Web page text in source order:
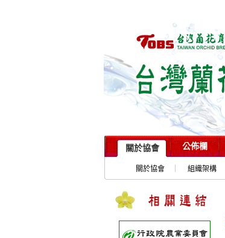
關於協會 公佈欄
關於協會 組織架構